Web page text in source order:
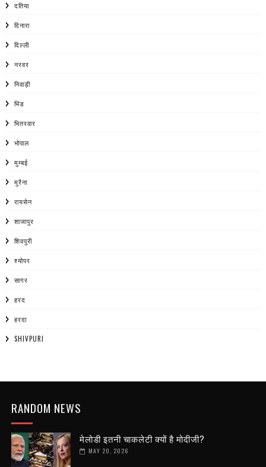
दतिया
दिनारा
दिल्ली
नरवर
निवाड़ी
भिंड
भितरवार
भोपाल
मुम्बई
मुरैना
रायसेन
शाजापुर
शिवपुरी
श्योपर
सागर
हरद
हरदा
SHIVPURI
RANDOM NEWS
मेलोडी इतनी चाकलेटी क्यों है मोदीजी?
MAY 20, 2026